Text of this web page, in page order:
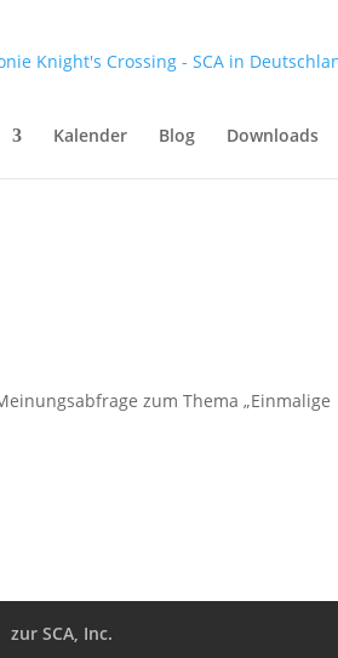
Kalender Blog Downloads
zum Thema „Einmalige
zur SCA, Inc.